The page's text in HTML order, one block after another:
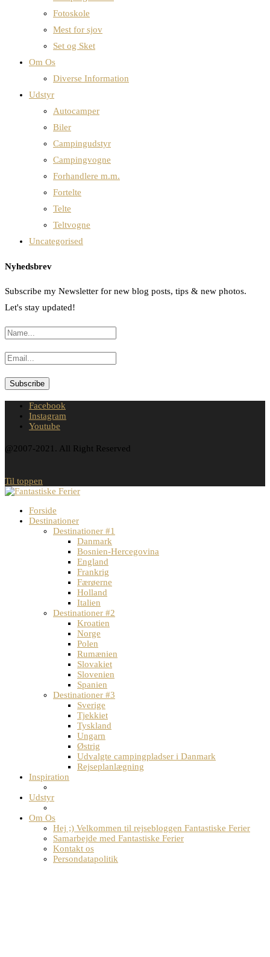
Fotoskole
Mest for sjov
Set og Sket
Om Os
Diverse Information
Udstyr
Autocamper
Biler
Campingudstyr
Campingvogne
Forhandlere m.m.
Fortelte
Telte
Teltvogne
Uncategorised
Nyhedsbrev
Subscribe my Newsletter for new blog posts, tips & new photos.
Let's stay updated!
Facebook
Instagram
Youtube
@2007-2021. All Right Reserved
Til toppen
Forside
Destinationer
Destinationer #1
Danmark
Bosnien-Hercegovina
England
Frankrig
Færøerne
Holland
Italien
Destinationer #2
Kroatien
Norge
Polen
Rumænien
Slovakiet
Slovenien
Spanien
Destinationer #3
Sverige
Tjekkiet
Tyskland
Ungarn
Østrig
Udvalgte campingpladser i Danmark
Rejseplanlægning
Inspiration
Udstyr
Om Os
Hej ;) Velkommen til rejsebloggen Fantastiske Ferier
Samarbejde med Fantastiske Ferier
Kontakt os
Persondatapolitik